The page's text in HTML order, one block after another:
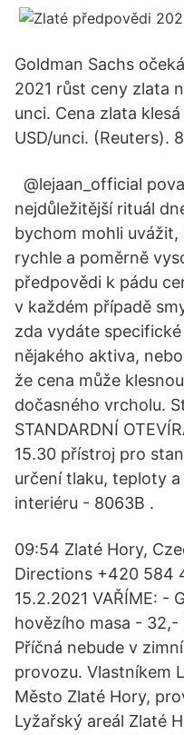
Goldman Sachs
2021 růst ceny zlata
unci. Cena zlata klesá
USD/unci. (Reuters).
@lejaan_official
nejdůležitější rituál
bychom mohli
rychle a poměrně
předpovědi k pádu
v každém případě
zda vydáte
nějakého aktiva,
že cena může
dočasného vrcholu.
STANDARDNÍ
15.30 přístroj pro
určení tlaku, teploty
interiéru - 8063B .
09:54 Zlaté Hory,
Directions +420 584
15.2.2021 VAŘÍME: -
hovězího masa - 32,-
Příčná nebude v
provozu. Vlastníkem
Město Zlaté Hory,
Lyžařský areál Zlaté